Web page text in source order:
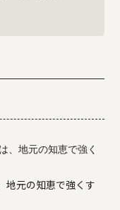
地元の知恵で強くす